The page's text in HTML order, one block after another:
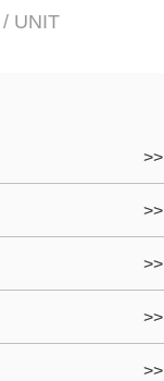
/ UNIT
>>
>>
>>
>>
>>